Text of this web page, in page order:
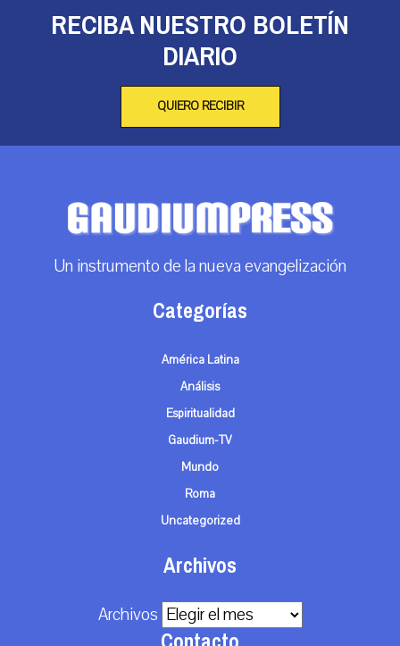
RECIBA NUESTRO BOLETÍN
DIARIO
QUIERO RECIBIR
Un instrumento de la nueva evangelización
Categorías
América Latina
Análisis
Espiritualidad
Gaudium-TV
Mundo
Roma
Uncategorized
Archivos
Archivos